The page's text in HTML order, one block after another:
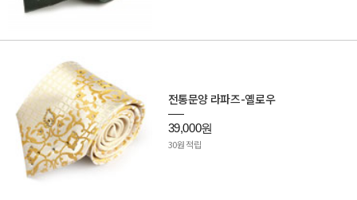
전통문양 라파즈-옐로우
39,000원
30원 적립